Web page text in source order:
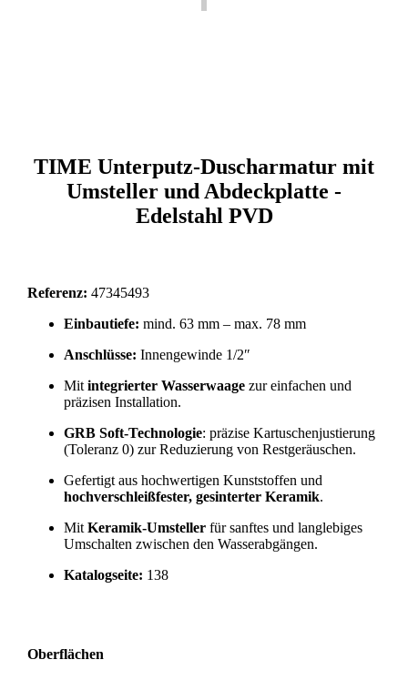
TIME Unterputz-Duscharmatur mit
Umsteller und Abdeckplatte -
Edelstahl PVD
Referenz: 47345493
Einbautiefe: mind. 63 mm – max. 78 mm
Anschlüsse: Innengewinde 1/2″
Mit integrierter Wasserwaagezur einfachen und
präzisen Installation.
GRB Soft-Technologie: präzise Kartuschenjustierung
(Toleranz 0) zur Reduzierung von Restgeräuschen.
Gefertigt aus hochwertigen Kunststoffen und
hochverschleißfester, gesinterter Keramik.
Mit Keramik-Umstellerfür sanftes und langlebiges
Umschalten zwischen den Wasserabgängen.
Katalogseite: 138
Oberflächen